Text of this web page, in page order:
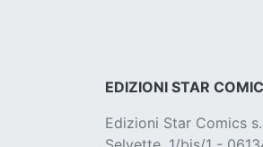
EDIZIONI STAR
Edizioni Star Comics